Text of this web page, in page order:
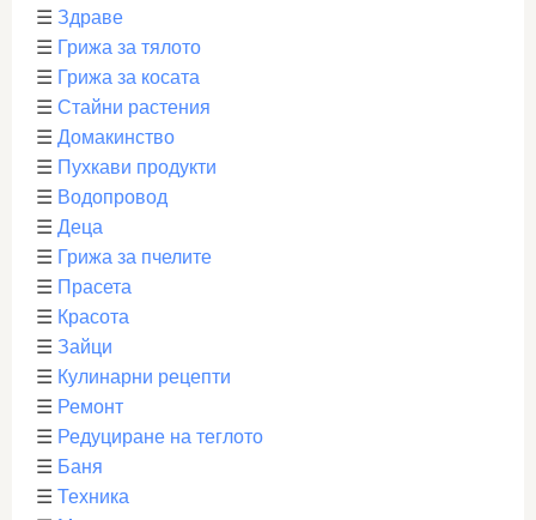
☰ Здраве
☰ Грижа за тялото
☰ Грижа за косата
☰ Стайни растения
☰ Домакинство
☰ Пухкави продукти
☰ Водопровод
☰ Деца
☰ Грижа за пчелите
☰ Прасета
☰ Красота
☰ Зайци
☰ Кулинарни рецепти
☰ Ремонт
☰ Редуциране на теглото
☰ Баня
☰ Техника